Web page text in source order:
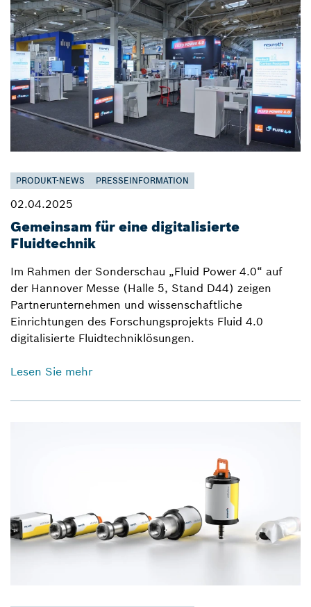
PRODUKT-NEWS PRESSEINFORMATION
02.04.2025
Gemeinsam für eine digitalisierte
Fluidtechnik
Im Rahmen der Sonderschau „Fluid Power 4.0“ auf
der Hannover Messe (Halle 5, Stand D44) zeigen
Partnerunternehmen und wissenschaftliche
Einrichtungen des Forschungsprojekts Fluid 4.0
digitalisierte Fluidtechniklösungen.
Lesen Sie mehr